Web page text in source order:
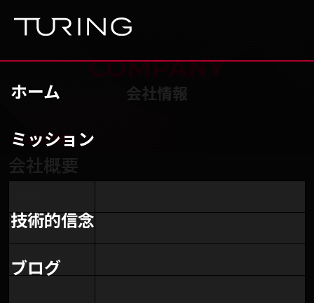
ホーム
ミッション
技術的信念
ブログ
チューリング株式会社
/ 会社情報
COMPANY
会社情報
会社概要
創業
事業内容